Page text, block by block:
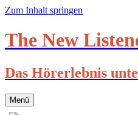
Zum Inhalt springen
The New
Das Hörerlebnis
Menü